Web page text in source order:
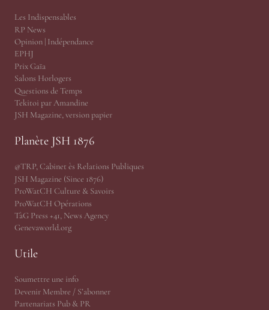
Les Indispensables
RP News
Opinion | Indépendance
EPHJ
Prix Gaïa
Salons Horlogers
Questions de Temps
Tekitoi par Amandine
JSH Magazine, version papier
Planète JSH 1876
@TRP, Cabinet ès Relations Publiques
JSH Magazine (Since 1876)
ProWatCH Culture & Savoirs
ProWatCH Opérations
TàG Press +41, News Agency
Genevaworld.org
Utile
Soumettre une info
Devenir Membre / S’abonner
Partenariats Pub & PR